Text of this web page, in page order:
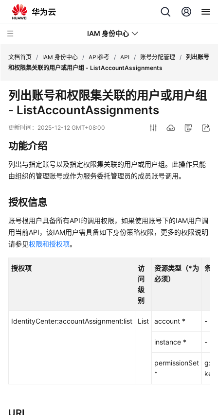
IAM 身份中心
最
新
动
产
品
介
绍
快
速
入
门
指
考
文档首页 / IAM 身份中心 / API参考 / API / 账号分配管理 / 列出账号
和权限集关联的用户或用户组 - ListAccountAssignments
列出账号和权限集关联的用户或用户组
- ListAccountAssignments
更新时间： 2025-12-12 GMT+08:00
功能介绍
列出与指定账号以及指定权限集关联的用户或用户组。此操作只能
由组织的管理账号或作为服务委托管理员的成员账号调用。
授权信息
账号根用户具备所有API的调用权限，如果使用账号下的IAM用户调
用当前API，该IAM用户需具备如下身份策略权限，更多的权限说明
请参见权限和授权项。
授权项
访
问
级
别
资源类型（*为
必须）
条
IdentityCenter:accountAssignment:list List account * -
instance * -
permissionSet
*